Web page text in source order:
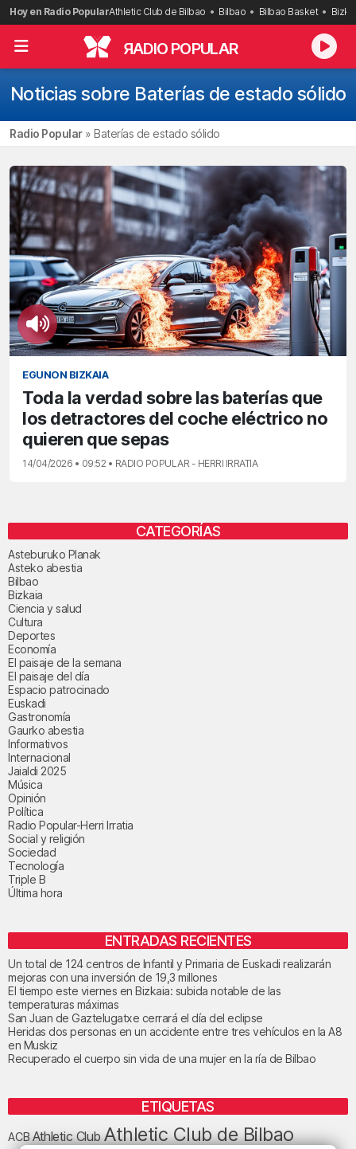
Saltar
al
contenido
Hoy en Radio PopularAthletic Club de Bilbao Bilbao Bilbao Basket
RADIO POPULAR
Noticias sobre Baterías de estado sólido
Radio Popular» Baterías de estado sólido
EGUNON BIZKAIA
Toda la verdad sobre las baterías que
los detractores del coche eléctrico no
quieren que sepas
14/04/2026 • 09:52 • RADIO POPULAR - HERRI IRRATIA
CATEGORÍAS
Asteburuko Planak
Asteko abestia
Bilbao
Bizkaia
Ciencia y salud
Cultura
Deportes
Economía
El paisaje de la semana
El paisaje del día
Espacio patrocinado
Euskadi
Gastronomía
Gaurko abestia
Informativos
Internacional
Jaialdi 2025
Música
Opinión
Política
Radio Popular-Herri Irratia
Social y religión
Sociedad
Tecnología
Triple B
Última hora
ENTRADAS RECIENTES
Un total de 124 centros de Infantil y Primaria de Euskadi realizarán
mejoras con una inversión de 19,3 millones
El tiempo este viernes en Bizkaia: subida notable de las
temperaturas máximas
San Juan de Gaztelugatxe cerrará el día del eclipse
Heridas dos personas en un accidente entre tres vehículos en la A8
en Muskiz
Recuperado el cuerpo sin vida de una mujer en la ría de Bilbao
ETIQUETAS
ACBAthletic ClubAthletic Club de Bilbao